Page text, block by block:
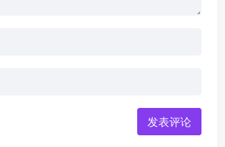
发表评论